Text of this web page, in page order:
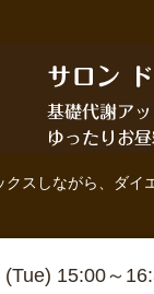
スしながら、ダ
(Tue) 15:00～